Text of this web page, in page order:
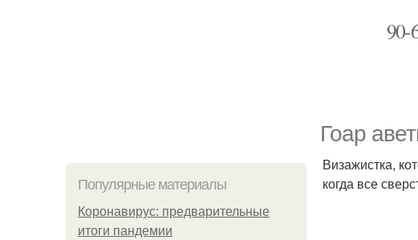
Гоар
Популярные материалы
Коронавирус: предварительные
итоги пандемии
Визажистка,
когда все